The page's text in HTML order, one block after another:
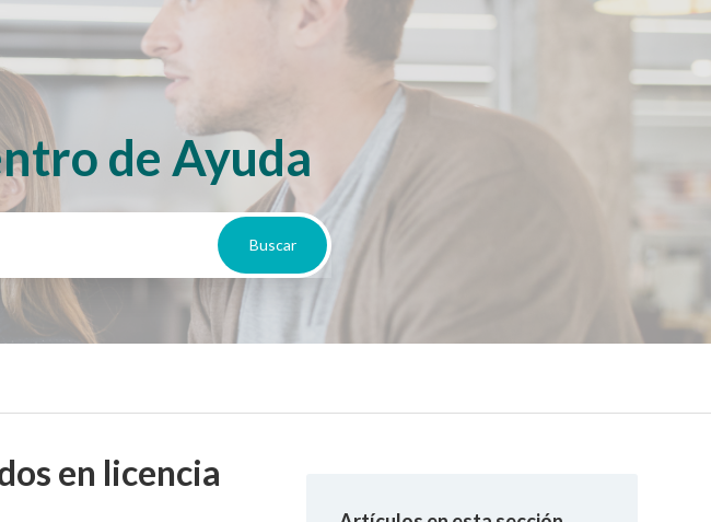
de Ayuda
en licencia